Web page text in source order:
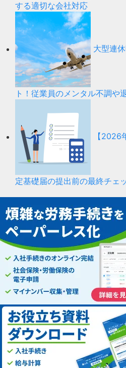
する適切な会社対応
大型連
ト！従業員のメンタル不調や
【2026
定基礎届の提出前の最終チェ